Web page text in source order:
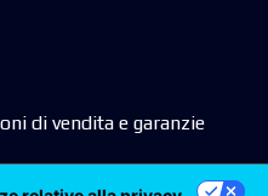
di vendita e garanzie